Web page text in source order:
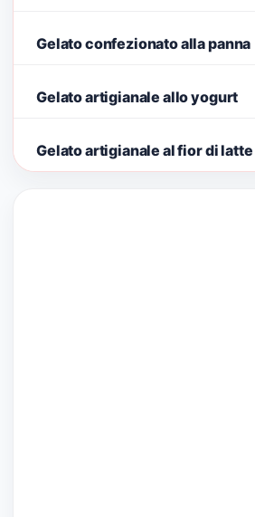
Gelato confezionato alla panna
Gelato artigianale allo yogurt
Gelato artigianale al fior di latte